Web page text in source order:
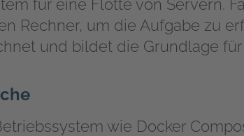
für eine Flotte von Servern.
Rechner, um die Aufgabe zu
und bildet die Grundlage
wie Docker